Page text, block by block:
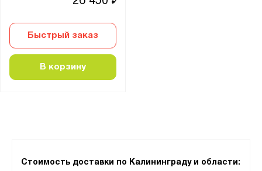
Стоимость доставки по Калининграду и области:
₽
Быстрый заказ
В корзину
Nobilis
Valberg
Практик
АМ